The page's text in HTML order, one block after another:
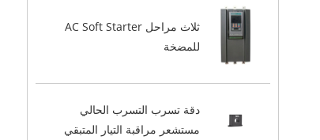
ثلاث مراحل AC Soft Starter
للمضخة
دقة تسرب التسرب الحالي
مستشعر مراقبة التيار المتبقي